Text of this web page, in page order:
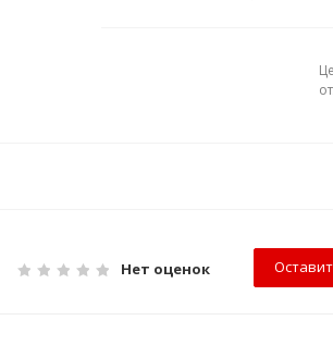
Нет оценок